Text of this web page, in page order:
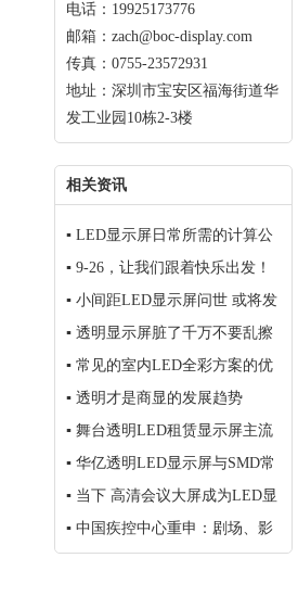
电话：19925173776
邮箱：zach@boc-display.com
传真：0755-23572931
地址：深圳市宝安区福海街道华
发工业园10栋2-3楼
相关资讯
▪ LED显示屏日常所需的计算公
式大全！相当实用
▪ 9-26，让我们跟着快乐出发！
▪ 小间距LED显示屏问世 或将发
生革命性变化
▪ 透明显示屏脏了千万不要乱擦
▪ 常见的室内LED全彩方案的优
劣点评
▪ 透明才是商显的发展趋势
▪ 舞台透明LED租赁显示屏主流
产品选择
▪ 华亿透明LED显示屏与SMD常
规屏的区别
▪ 当下 高清会议大屏成为LED显
示屏产业香饽饽
▪ 中国疾控中心重申：剧场、影
院、游戏厅等暂不开业！大型体